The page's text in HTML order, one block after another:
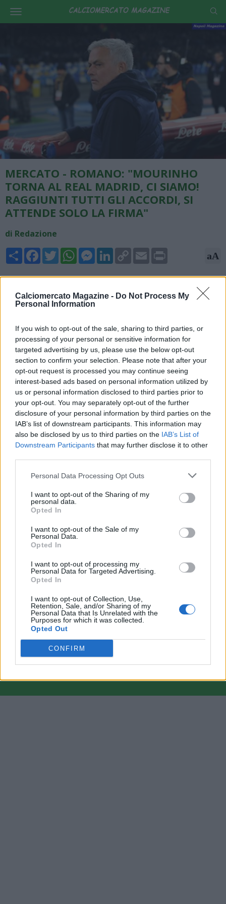
Calciomercato Magazine - Do Not Process My
Personal Information
If you wish to opt-out of the sale, sharing to third parties, or
processing of your personal or sensitive information for
targeted advertising by us, please use the below opt-out
section to confirm your selection. Please note that after your
opt-out request is processed you may continue seeing
interest-based ads based on personal information utilized by
us or personal information disclosed to third parties prior to
your opt-out. You may separately opt-out of the further
disclosure of your personal information by third parties on the
IAB’s list of downstream participants. This information may
also be disclosed by us to third parties on the IAB’s List of
Downstream Participants that may further disclose it to other
Personal Data Processing Opt Outs
I want to opt-out of the Sharing of my
personal data.
Opted In
I want to opt-out of the Sale of my
Personal Data.
Opted In
I want to opt-out of processing my
Personal Data for Targeted Advertising.
Opted In
I want to opt-out of Collection, Use,
Retention, Sale, and/or Sharing of my
Personal Data that Is Unrelated with the
Purposes for which it was collected.
Opted Out
CONFIRM
MERCATO - ROMANO: "MOURINHO
TORNA AL REAL MADRID, CI SIAMO!
RAGGIUNTI TUTTI GLI ACCORDI, SI
ATTENDE SOLO LA FIRMA"
di Redazione
Share FacebookTwitterWhatsAppMessengerLinkedInCopy
Link
Email aA
18/05/2026 - 11:26
Fabrizio Romano, giornalista ed esperto di mercato, anticipa
su X: "José Mourinho torna al Real Madrid, ci siamo! Tutti gli
Real Madrid, si attende soltanto la firma sui documenti.
Previsto inizialmente un contratto di due anni. Mourinho volerà
a Madrid dopo la gara Real-Bilbao. Lo Special One è tornato".
VAI ALLA VERSIONE CLASSICA
Il materiale (testo, foto e video) consultabile in questo portale è di nostra proprietà.
giunti da internet, in quanto arrivati alla nostra attenzione attraverso regolari
comunicati stampa con immagini e testi allegati ed autorizzati alla pubblicazione, e
quindi valutati di pubblico dominio. Se i soggetti o gli autori avessero qualcosa in
contrario alla pubblicazione, non avranno che da segnalarlo alla redazione (indirizzo
redazione@napolimagazine.com), che provvederà prontamente alla rimozione.